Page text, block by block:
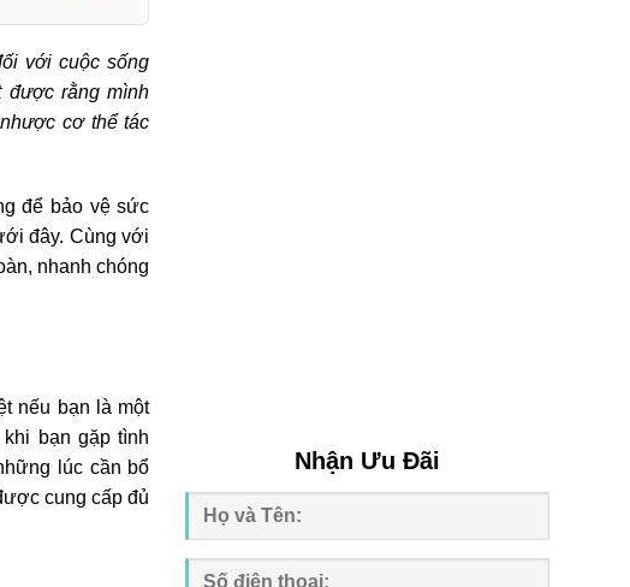
với cuộc sống
được rằng mình
cơ thể tác
để bảo vệ sức
dưới đây. Cùng
nước an toàn,
biệt nếu bạn là
là khi bạn gặp
và những lúc
không được
Nhận Ưu Đãi